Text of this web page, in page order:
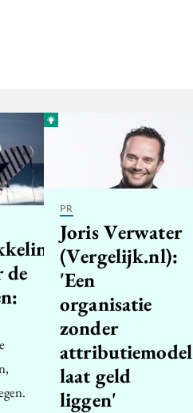
de
PR
Joris Verwater
(Vergelijk.nl):
'Een
organisatie
zonder
attributiemodel
laat geld
liggen'